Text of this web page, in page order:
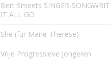
Bert Smeets SINGER-
IT ALL GO
She (für Marie-Therese)
Vrije Progressieve Jongeren